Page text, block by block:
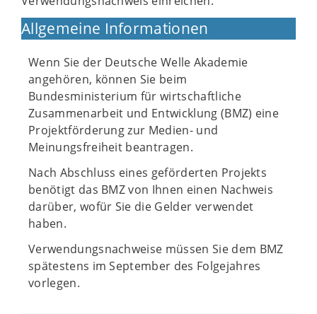
Allgemeine Informationen
Wenn Sie der Deutsche Welle Akademie
angehören, können Sie beim
Bundesministerium für wirtschaftliche
Zusammenarbeit und Entwicklung (BMZ) eine
Projektförderung zur Medien- und
Meinungsfreiheit beantragen.
Nach Abschluss eines geförderten Projekts
benötigt das BMZ von Ihnen einen Nachweis
darüber, wofür Sie die Gelder verwendet
haben.
Verwendungsnachweise müssen Sie dem BMZ
spätestens im September des Folgejahres
vorlegen.